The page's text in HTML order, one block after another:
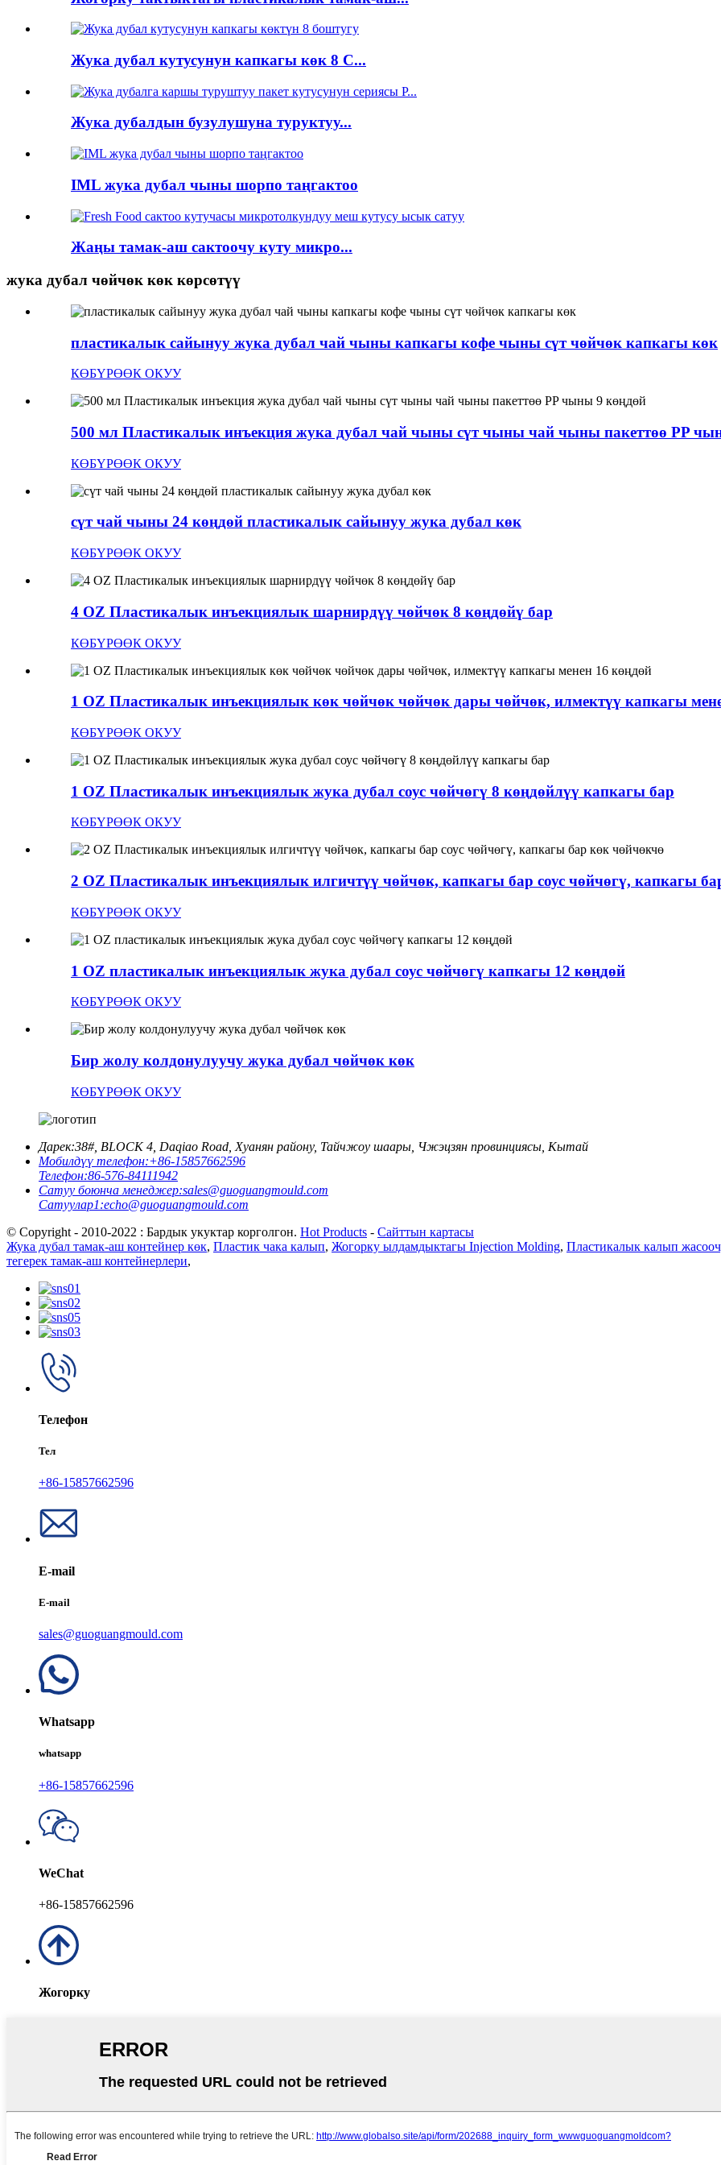
Жука дубал кутусунун капкагы көк 8 C...
Жука дубалдын бузулушуна туруктуу...
IML жука дубал чыны шорпо таңгактоо
Жаңы тамак-аш сактоочу куту микро...
жука дубал чөйчөк көк көрсөтүү
пластикалык сайынуу жука дубал чай чыны капкагы кофе чыны сүт чөйчөк капкагы көк
КӨБҮРӨӨК ОКУУ
500 мл Пластикалык инъекция жука дубал чай чыны сүт чыны чай чыны пакеттөө PP
КӨБҮРӨӨК ОКУУ
сүт чай чыны 24 көңдөй пластикалык сайынуу жука дубал көк
КӨБҮРӨӨК ОКУУ
4 OZ Пластикалык инъекциялык шарнирдүү чөйчөк 8 көңдөйү бар
КӨБҮРӨӨК ОКУУ
1 OZ Пластикалык инъекциялык көк чөйчөк чөйчөк дары чөйчөк, илмектүү капкагы
КӨБҮРӨӨК ОКУУ
1 OZ Пластикалык инъекциялык жука дубал соус чөйчөгү 8 көңдөйлүү капкагы бар
КӨБҮРӨӨК ОКУУ
2 OZ Пластикалык инъекциялык илгичтүү чөйчөк, капкагы бар соус чөйчөгү, капкагы
КӨБҮРӨӨК ОКУУ
1 OZ пластикалык инъекциялык жука дубал соус чөйчөгү капкагы 12 көңдөй
КӨБҮРӨӨК ОКУУ
Бир жолу колдонулуучу жука дубал чөйчөк көк
КӨБҮРӨӨК ОКУУ
Дарек:38#, BLOCK 4, Daqiao Road, Хуанян району, Тайчжоу шаары, Чжэцзян провинциясы, Кытай
Мобилдүү телефон:+86-15857662596
Телефон:86-576-84111942
Сатуу боюнча менеджер:sales@guoguangmould.com
Сатуулар1:echo@guoguangmould.com
© Copyright - 2010-2022 : Бардык укуктар корголгон. Hot Products - Сайттын картасы
Жука дубал тамак-аш контейнер көк, Пластик чака калып, Жогорку ылдамдыктагы Injection Molding, Пластикалык калып
тегерек тамак-аш контейнерлери,
Телефон
Тел
+86-15857662596
E-mail
E-mail
sales@guoguangmould.com
Whatsapp
whatsapp
+86-15857662596
WeChat
+86-15857662596
Жогорку